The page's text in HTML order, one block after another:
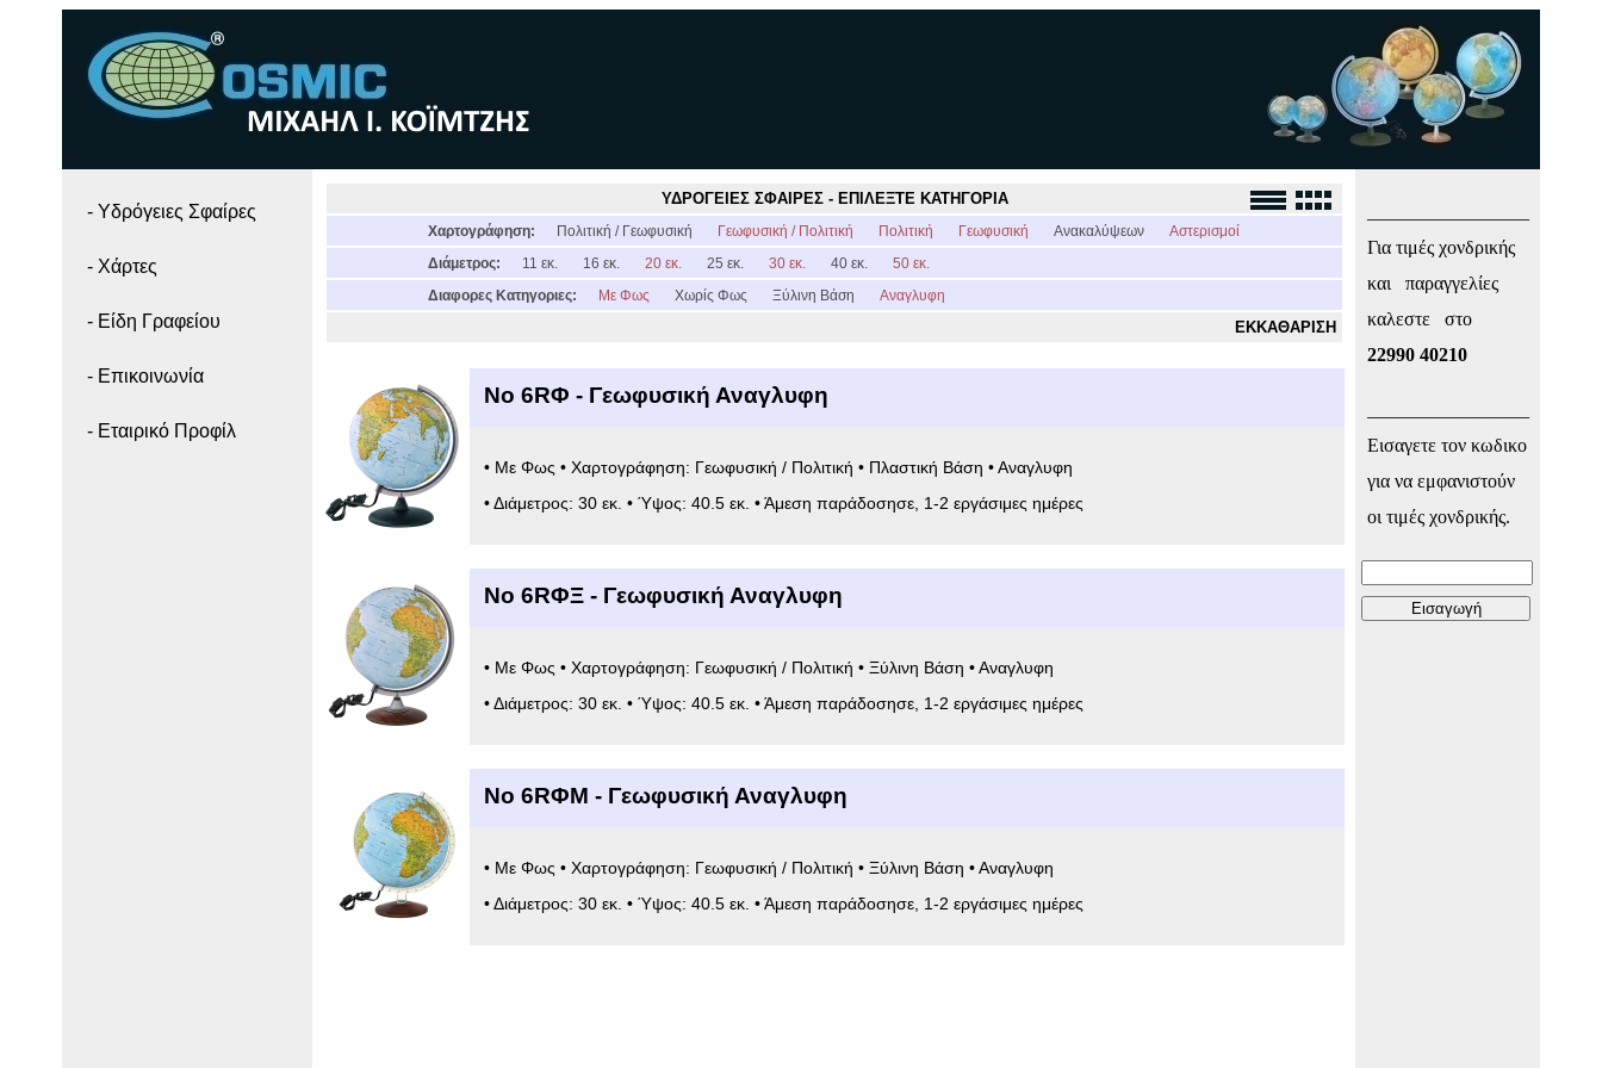
- Yδρόγειες Σφαίρες
- Χάρτες
- Είδη Γραφείου
- Επικοινωνία
- Εταιρικό Προφίλ
ΥΔΡΟΓΕΙΕΣ ΣΦΑΙΡΕΣ - ΕΠΙΛΕΞΤΕ ΚΑΤΗΓΟΡΙΑ
Χαρτογράφηση: Πολιτική / Γεωφυσική Γεωφυσική / Πολιτική Πολιτική Γεωφυσική Ανακαλύψεων
Αστερισμοί
Διάμετρος:
11 εκ. 16 εκ. 20 εκ. 25 εκ. 30 εκ. 40 εκ.
50 εκ.
Διαφορες Κατηγοριες:
Με Φως Χωρίς Φως Ξύλινη Βάση Αναγλυφη
ΕΚΚΑΘΑΡΙΣΗ
Νο 6RΦ - Γεωφυσική Αναγλυφη
• Με Φως • Χαρτογράφηση: Γεωφυσική / Πολιτική • Πλαστική Βάση • Αναγλυφη
• Διάμετρος: 30 εκ. • Ύψος: 40.5 εκ. • Άμεση παράδοσησε, 1-2 εργάσιμες ημέρες
Νο 6RΦΞ - Γεωφυσική Αναγλυφη
• Με Φως • Χαρτογράφηση: Γεωφυσική / Πολιτική • Ξύλινη Βάση • Αναγλυφη
• Διάμετρος: 30 εκ. • Ύψος: 40.5 εκ. • Άμεση παράδοσησε, 1-2 εργάσιμες ημέρες
Νο 6RΦΜ - Γεωφυσική Αναγλυφη
• Με Φως • Χαρτογράφηση: Γεωφυσική / Πολιτική • Ξύλινη Βάση • Αναγλυφη
• Διάμετρος: 30 εκ. • Ύψος: 40.5 εκ. • Άμεση παράδοσησε, 1-2 εργάσιμες ημέρες
Για τιμές χονδρικής
και παραγγελίες
καλεστε στο
22990 40210
Εισαγετε τον κωδικο
για να εμφανιστούν
οι τιμές χονδρικής.